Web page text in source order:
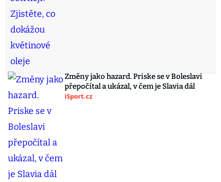
Změny jako hazard. Priske se v Boleslavi
přepočítal a ukázal, v čem je Slavia dál
iSport.cz